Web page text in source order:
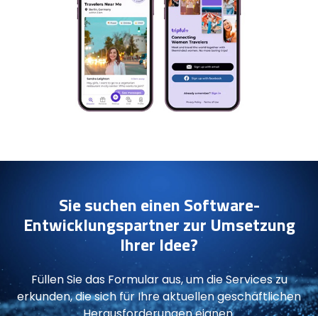
Sie suchen einen Software-
Entwicklungspartner zur Umsetzung
Ihrer Idee?
Füllen Sie das Formular aus, um die Services zu
erkunden, die sich für Ihre aktuellen geschäftlichen